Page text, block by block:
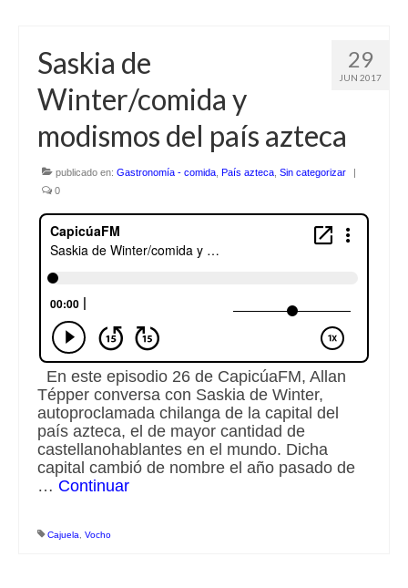
29
JUN 2017
Saskia de
Winter/comida y
modismos del país azteca
publicado en: Gastronomía - comida País azteca Sin categorizar
|
0
En este episodio 26 de CapicúaFM, Allan
Tépper conversa con Saskia de Winter,
autoproclamada chilanga de la capital del
país azteca, el de mayor cantidad de
castellanohablantes en el mundo. Dicha
capital cambió de nombre el año pasado de
… Continuar
Cajuela Vocho